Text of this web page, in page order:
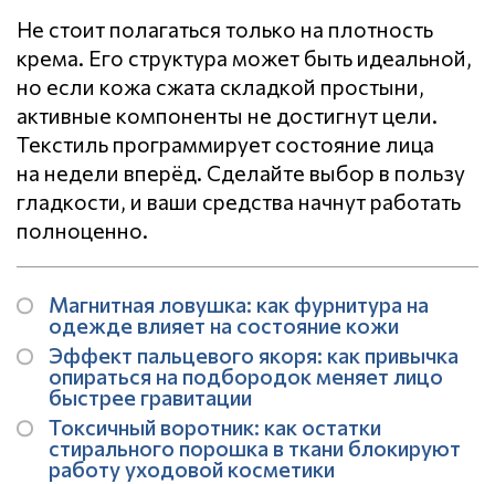
Не стоит полагаться только на плотность
крема. Его структура может быть идеальной,
но если кожа сжата складкой простыни,
активные компоненты не достигнут цели.
Текстиль программирует состояние лица
на недели вперёд. Сделайте выбор в пользу
гладкости, и ваши средства начнут работать
полноценно.
Магнитная ловушка: как фурнитура на
одежде влияет на состояние кожи
Эффект пальцевого якоря: как привычка
опираться на подбородок меняет лицо
быстрее гравитации
Токсичный воротник: как остатки
стирального порошка в ткани блокируют
работу уходовой косметики